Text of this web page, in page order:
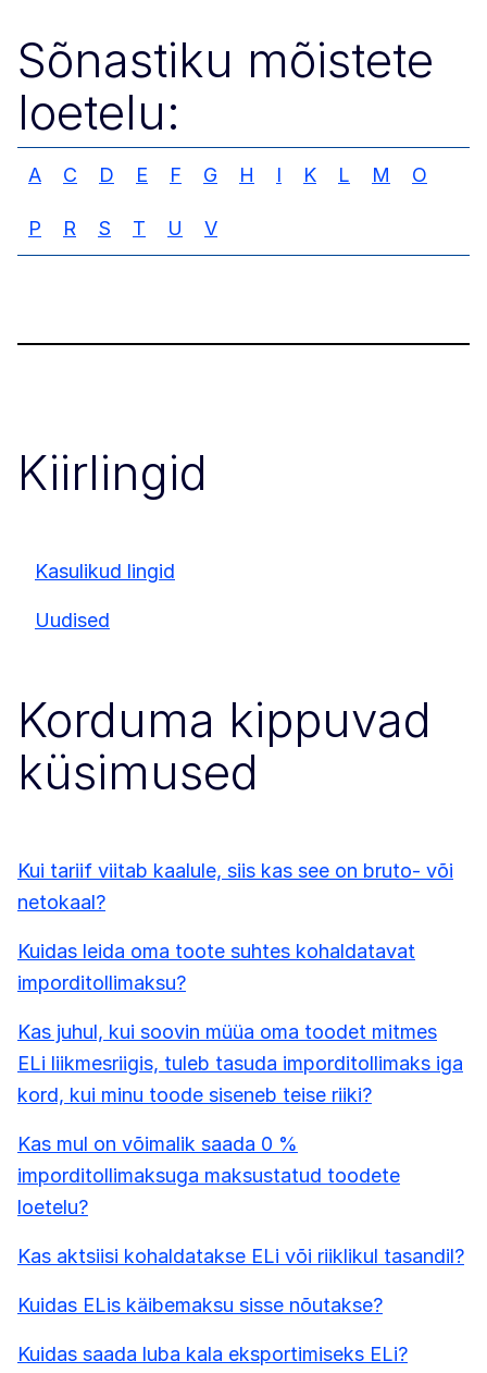
Sõnastiku mõistete
loetelu:
A C D E F G H I K L M O
P R S T U V
Kiirlingid
Kasulikud lingid
Uudised
Korduma kippuvad
küsimused
Kui tariif viitab kaalule, siis kas see on bruto- või
netokaal?
Kuidas leida oma toote suhtes kohaldatavat
imporditollimaksu?
Kas juhul, kui soovin müüa oma toodet mitmes
ELi liikmesriigis, tuleb tasuda imporditollimaks iga
kord, kui minu toode siseneb teise riiki?
Kas mul on võimalik saada 0 %
imporditollimaksuga maksustatud toodete
loetelu?
Kas aktsiisi kohaldatakse ELi või riiklikul tasandil?
Kuidas ELis käibemaksu sisse nõutakse?
Kuidas saada luba kala eksportimiseks ELi?